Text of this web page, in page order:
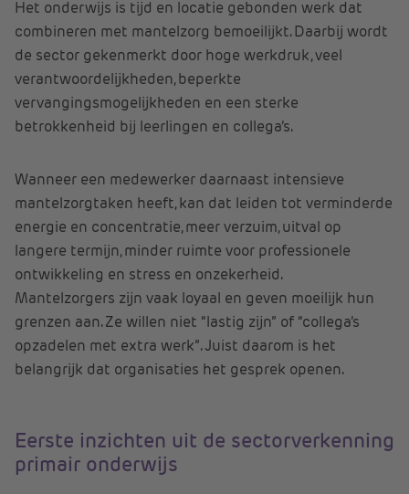
Het onderwijs is tijd en locatie gebonden werk dat
combineren met mantelzorg bemoeilijkt. Daarbij wordt
de sector gekenmerkt door hoge werkdruk, veel
verantwoordelijkheden, beperkte
vervangingsmogelijkheden en een sterke
betrokkenheid bij leerlingen en collega’s.
Wanneer een medewerker daarnaast intensieve
mantelzorgtaken heeft, kan dat leiden tot verminderde
energie en concentratie, meer verzuim, uitval op
langere termijn, minder ruimte voor professionele
ontwikkeling en stress en onzekerheid.
Mantelzorgers zijn vaak loyaal en geven moeilijk hun
grenzen aan. Ze willen niet “lastig zijn” of “collega’s
opzadelen met extra werk”. Juist daarom is het
belangrijk dat organisaties het gesprek openen.
Eerste inzichten uit de sectorverkenning
primair onderwijs